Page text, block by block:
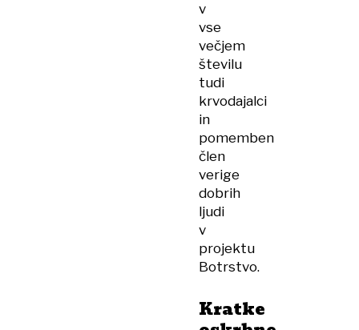
v
vse
večjem
številu
tudi
krvodajalci
in
pomemben
člen
verige
dobrih
ljudi
v
projektu
Botrstvo.
Kratke